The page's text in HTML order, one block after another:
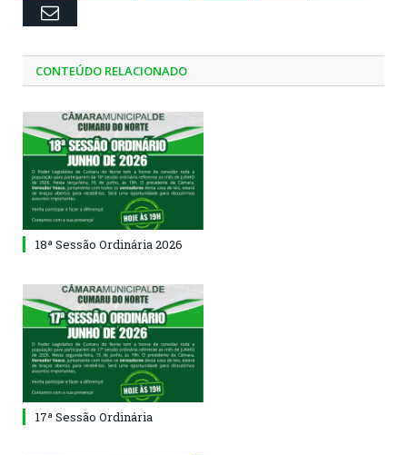
Email
CONTEÚDO RELACIONADO
18ª Sessão Ordinária 2026
17ª Sessão Ordinária